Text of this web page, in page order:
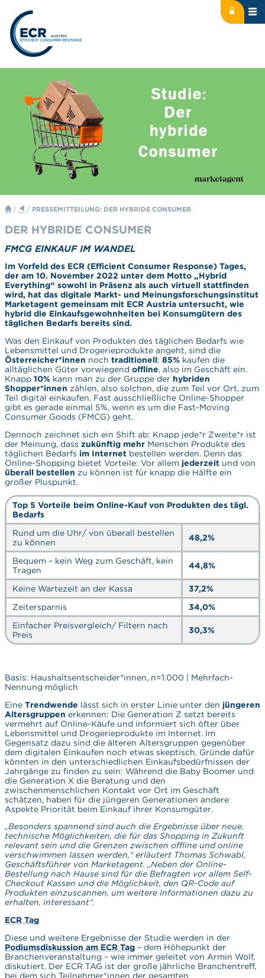
Logo: ECR Austria Icon:
/ / PRESSEMITTEILUNG: DER HYBRIDE CONSUMER
DER HYBRIDE CONSUMER
FMCG EINKAUF IM WANDEL
Im Vorfeld des ECR (Efficient Consumer Response) Tages,
der am 10. November 2022 unter dem Motto „Hybrid
Everything“ sowohl in Präsenz als auch virtuell stattfinden
wird, hat das digitale Markt- und Meinungsforschungsinstitut
Marketagent gemeinsam mit ECR Austria untersucht, wie
hybrid die Einkaufsgewohnheiten bei Konsumgütern des
täglichen Bedarfs bereits sind.
Was den Einkauf von Produkten des täglichen Bedarfs wie
Lebensmittel und Drogerieprodukte angeht, sind die
Österreicher*innen noch traditionell: 85%kaufen die
alltäglichen Güter vorwiegend offline, also im Geschäft ein.
Knapp 10%kann man zu der Gruppe der hybriden
Shopper*innen zählen, also solchen, die zum Teil vor Ort, zum
Teil digital einkaufen. Fast ausschließliche Online-Shopper
gibt es gerade einmal 5%, wenn es um die Fast-Moving
Consumer Goods (FMCG) geht.
Dennoch zeichnet sich ein Shift ab: Knapp jede*r Zweite*r ist
der Meinung, dass zukünftig mehrMenschen Produkte des
täglichen Bedarfs im Internetbestellen werden. Denn das
Online-Shopping bietet Vorteile: Vor allem jederzeitund von
überall bestellen zu können ist für knapp die Hälfte ein
großer Pluspunkt.
Top 5 Vorteile beim Online-Kauf von Produkten des tägl.
Bedarfs
Rund um die Uhr/ von überall bestellen
zu können
48,2%
Bequem – kein Weg zum Geschäft, kein
Tragen
44,8%
Keine Wartezeit an der Kassa
37,2%
Zeitersparnis
34,0%
Einfacher Preisvergleich/ Filtern nach
Preis
30,3%
Basis: Haushaltsentscheider*innen, n=1.000 | Mehrfach-
Nennung möglich
Eine Trendwende lässt sich in erster Linie unter den jüngeren
Altersgruppen erkennen: Die Generation Z setzt bereits
vermehrt auf Online-Käufe und informiert sich öfter über
Lebensmittel und Drogerieprodukte im Internet. Im
Gegensatz dazu sind die älteren Altersgruppen gegenüber
dem digitalen Einkaufen noch etwas skeptisch. Gründe dafür
könnten in den unterschiedlichen Einkaufsbedürfnissen der
Jahrgänge zu finden zu sein: Während die Baby Boomer und
die Generation X die Beratung und den
zwischenmenschlichen Kontakt vor Ort im Geschäft
schätzen, haben für die jüngeren Generationen andere
Aspekte Priorität beim Einkauf ihrer Konsumgüter.
„Besonders spannend sind auch die Ergebnisse über neue,
technische Möglichkeiten, die für das Shopping in Zukunft
relevant sein und die Grenzen zwischen offline und online
verschwimmen lassen werden,“ erläutert Thomas Schwabl,
Geschäftsführer von Marketagent. „Neben der Online-
Bestellung nach Hause sind für die Befragten vor allem Self-
Checkout Kassen und die Möglichkeit, den QR-Code auf
Produkten einzuscannen, um weitere Informationen dazu zu
erhalten, interessant“.
ECR Tag
Diese und weitere Ergebnisse der Studie werden in der
Podiumsdiskussion am ECR Tag– dem Höhepunkt der
Branchenveranstaltung – wie immer geleitet von Armin Wolf,
diskutiert. Der ECR TAG ist der große jährliche Branchentreff,
bei dem sich Teilnehmer*innen der gesamten